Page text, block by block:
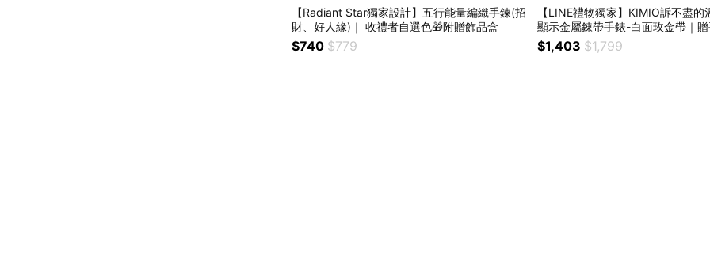
【Radiant Star獨家設計】五行能量編織手鍊(招
財、好人緣)｜ 收禮者自選色🎁附贈飾品盒
$740 $779
【LINE禮物獨家】KIMIO訴不盡的
顯示金屬錬帶手錶-白面玫金帶｜
$1,403 $1,799